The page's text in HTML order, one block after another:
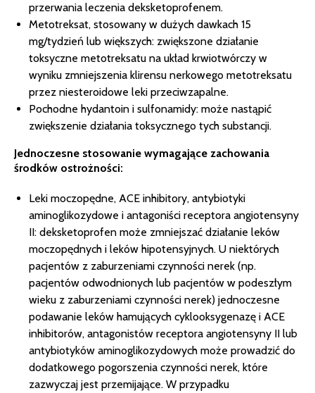
przerwania leczenia deksketoprofenem.
Metotreksat, stosowany w dużych dawkach 15
mg/tydzień lub większych: zwiększone działanie
toksyczne metotreksatu na układ krwiotwórczy w
wyniku zmniejszenia klirensu nerkowego metotreksatu
przez niesteroidowe leki przeciwzapalne.
Pochodne hydantoin i sulfonamidy: może nastąpić
zwiększenie działania toksycznego tych substancji.
Jednoczesne stosowanie wymagające zachowania
środków ostrożności:
Leki moczopędne, ACE inhibitory, antybiotyki
aminoglikozydowe i antagoniści receptora angiotensyny
II: deksketoprofen może zmniejszać działanie leków
moczopędnych i leków hipotensyjnych. U niektórych
pacjentów z zaburzeniami czynności nerek (np.
pacjentów odwodnionych lub pacjentów w podeszłym
wieku z zaburzeniami czynności nerek) jednoczesne
podawanie leków hamujących cyklooksygenazę i ACE
inhibitorów, antagonistów receptora angiotensyny II lub
antybiotyków aminoglikozydowych może prowadzić do
dodatkowego pogorszenia czynności nerek, które
zazwyczaj jest przemijające. W przypadku